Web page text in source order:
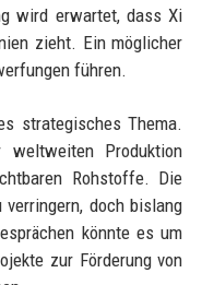
wird erwartet, dass Xi
zieht. Ein möglicher
führen.
strategisches Thema.
Produktion
Rohstoffe. Die
verringern, doch bislang
könnte es um
zur Förderung von